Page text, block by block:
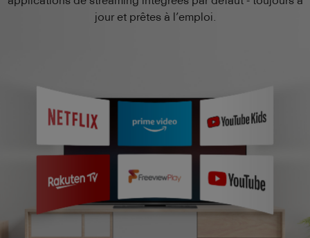
jour et prêtes à l’emploi.